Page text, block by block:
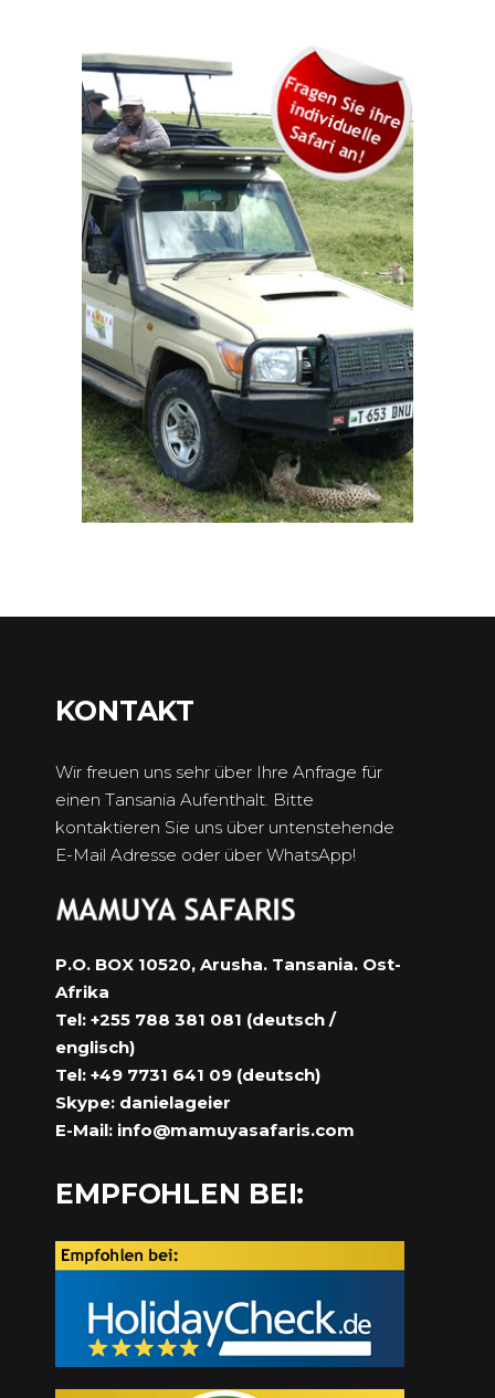
KONTAKT
Wir freuen uns sehr über Ihre Anfrage für
einen Tansania Aufenthalt. Bitte
kontaktieren Sie uns über untenstehende
E-Mail Adresse oder über WhatsApp!
P.O. BOX 10520, Arusha. Tansania. Ost-
Afrika
Tel: +255 788 381 081 (deutsch /
englisch)
Tel: +49 7731 641 09 (deutsch)
Skype: danielageier
E-Mail: info@mamuyasafaris.com
EMPFOHLEN BEI: